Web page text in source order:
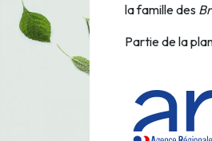
la famille des
Partie de la